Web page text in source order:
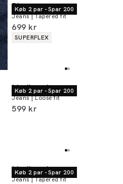
Køb 2 par - Spar 200
Bison
Jeans | Tapered fit
I alt (inkl. rabat)
699 kr
Produkt egenskaber
SUPERFLEX
Køb 2 par - Spar 200
Lindbergh
Jeans | Loose fit
I alt (inkl. rabat)
599 kr
Køb 2 par - Spar 200
Lindbergh
Jeans | Tapered fit